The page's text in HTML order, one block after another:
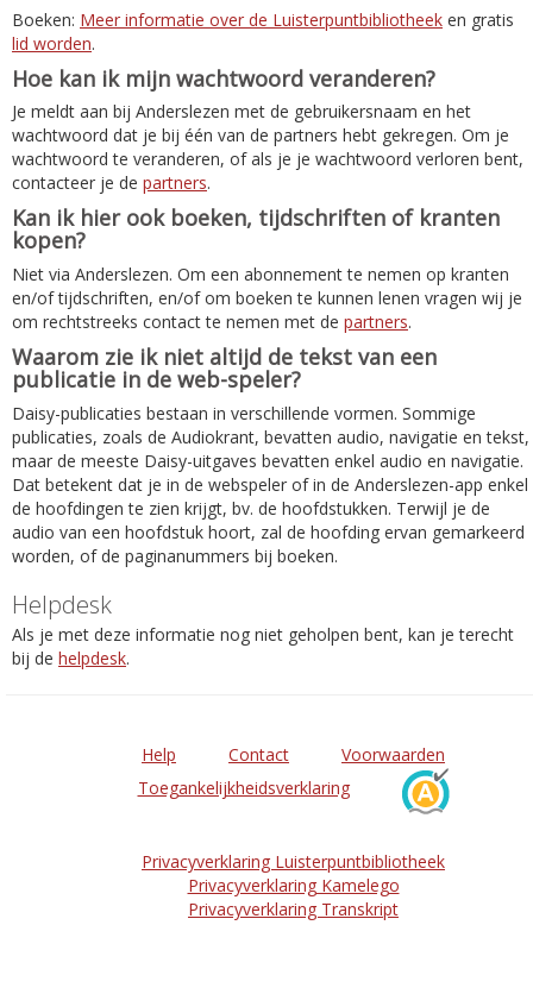
Boeken: Meer informatie over de Luisterpuntbibliotheek en gratis
lid worden.
Hoe kan ik mijn wachtwoord veranderen?
Je meldt aan bij Anderslezen met de gebruikersnaam en het
wachtwoord dat je bij één van de partners hebt gekregen. Om je
wachtwoord te veranderen, of als je je wachtwoord verloren bent,
contacteer je de partners.
Kan ik hier ook boeken, tijdschriften of kranten
kopen?
Niet via Anderslezen. Om een abonnement te nemen op kranten
en/of tijdschriften, en/of om boeken te kunnen lenen vragen wij je
om rechtstreeks contact te nemen met de partners.
Waarom zie ik niet altijd de tekst van een
publicatie in de web-speler?
Daisy-publicaties bestaan in verschillende vormen. Sommige
publicaties, zoals de Audiokrant, bevatten audio, navigatie en tekst,
maar de meeste Daisy-uitgaves bevatten enkel audio en navigatie.
Dat betekent dat je in de webspeler of in de Anderslezen-app enkel
de hoofdingen te zien krijgt, bv. de hoofdstukken. Terwijl je de
audio van een hoofdstuk hoort, zal de hoofding ervan gemarkeerd
worden, of de paginanummers bij boeken.
Helpdesk
Als je met deze informatie nog niet geholpen bent, kan je terecht
bij de helpdesk.
Help Contact
Voorwaarden
Toegankelijkheidsverklaring
Privacyverklaring Luisterpuntbibliotheek
Privacyverklaring Kamelego
Privacyverklaring Transkript